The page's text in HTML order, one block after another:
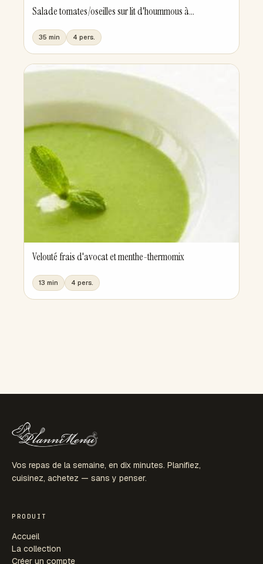
Salade tomates/oseilles sur lit d'hoummous à...
35 min 4 pers.
Velouté frais d'avocat et menthe-thermomix
13 min 4 pers.
Vos repas de la semaine, en dix minutes. Planifiez,
cuisinez, achetez — sans y penser.
PRODUIT
Accueil
La collection
Créer un compte